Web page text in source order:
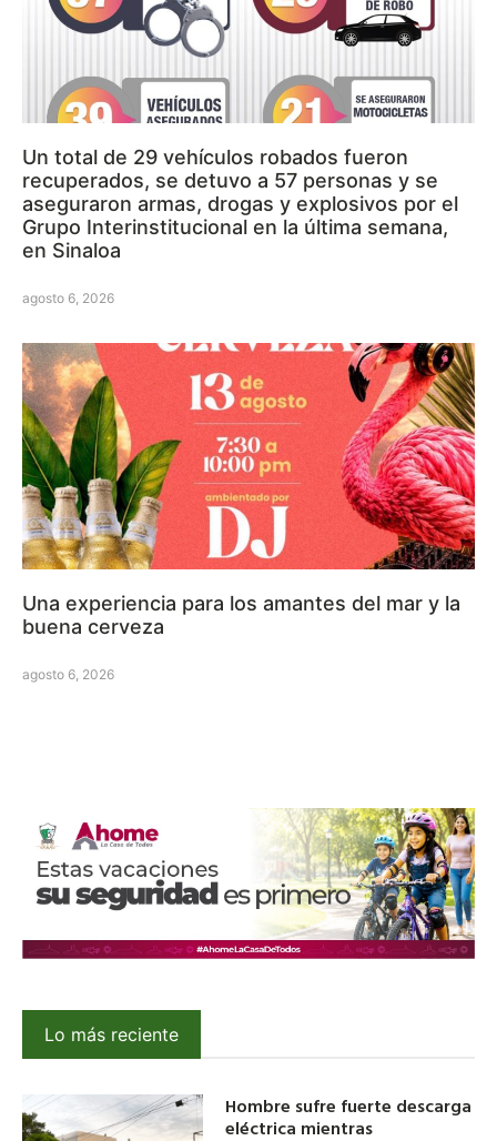
Un total de 29 vehículos robados fueron
recuperados, se detuvo a 57 personas y se
aseguraron armas, drogas y explosivos por el
Grupo Interinstitucional en la última semana,
en Sinaloa
agosto 6, 2026
Una experiencia para los amantes del mar y la
buena cerveza
agosto 6, 2026
Lo más reciente
Hombre sufre fuerte descarga
eléctrica mientras